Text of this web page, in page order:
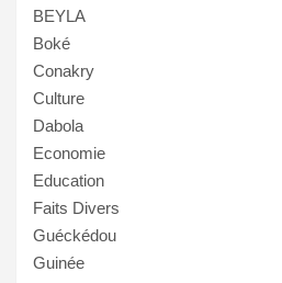
BEYLA
Boké
Conakry
Culture
Dabola
Economie
Education
Faits Divers
Guéckédou
Guinée